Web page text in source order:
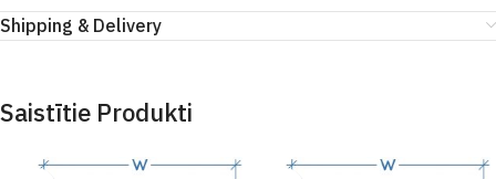
Shipping & Delivery
Saistītie Produkti